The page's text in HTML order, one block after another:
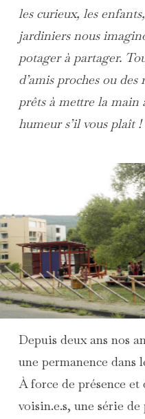
les curieux, les
jardiniers nous
potager à partager.
d’amis proches ou
prêts à mettre la main
humeur s’il vous plaît
Depuis deux ans nos
une permanence
À force de présence et
voisin.e.s, une série